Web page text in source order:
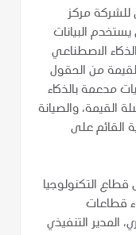
للشركة مركز
يستخدم البيانات
الاصطناعي
القيمة من الحقول
مدعمة بالذكاء
القيمة، والصيانة
القائم على
قطاع التكنولوجيا
قطاعات
المدير التنفيذي